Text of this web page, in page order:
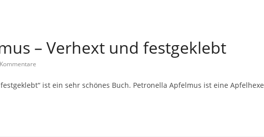
– Verhext und festgeklebt
ist ein sehr schönes Buch. Petronella Apfelmus ist eine Apfelhexe